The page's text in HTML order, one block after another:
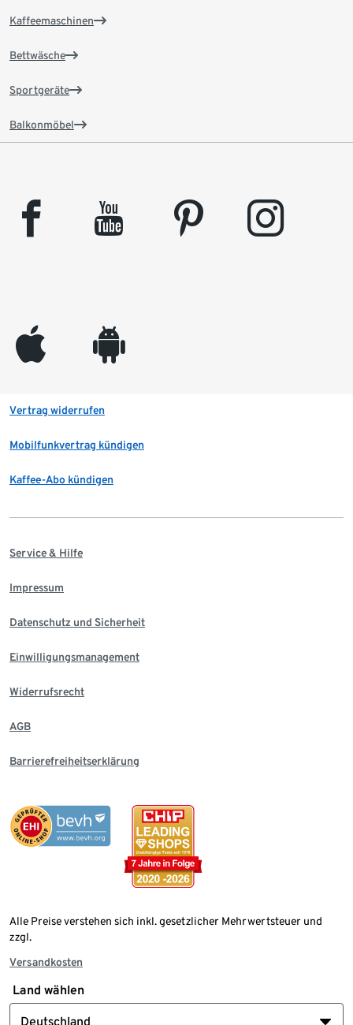
Kaffeemaschinen
Bettwäsche
Sportgeräte
Balkonmöbel
facebook youtube pinterest instagram
appleinc android
Vertrag widerrufen
Mobilfunkvertrag kündigen
Kaffee-Abo kündigen
Service & Hilfe
Impressum
Datenschutz und Sicherheit
Einwilligungsmanagement
Widerrufsrecht
AGB
Barrierefreiheitserklärung
Alle Preise verstehen sich inkl. gesetzlicher Mehrwertsteuer und
zzgl.
Versandkosten
Land wählen
Deutschland